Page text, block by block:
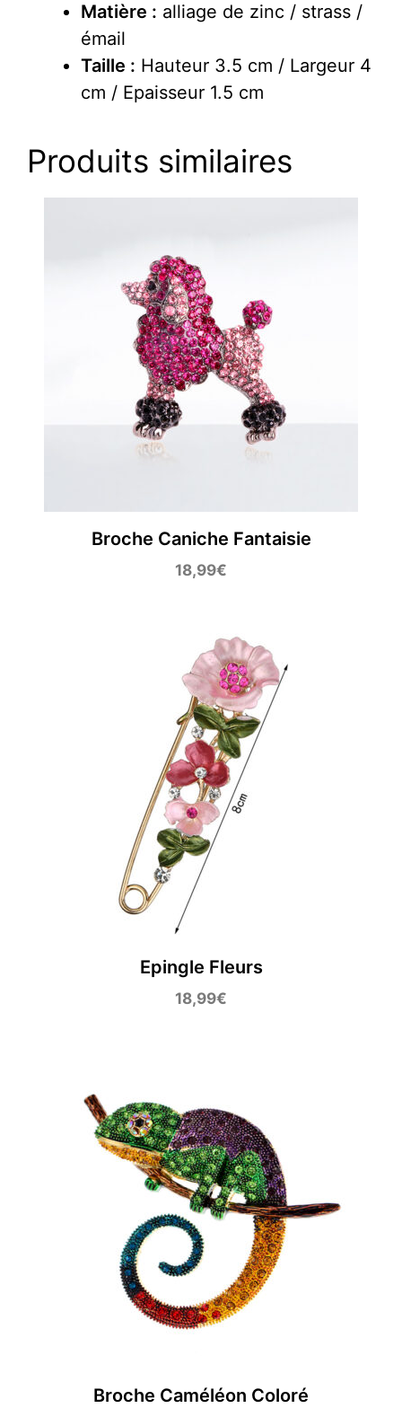
Matière : alliage de zinc / strass /
émail
Taille : Hauteur 3.5 cm / Largeur 4
cm / Epaisseur 1.5 cm
Produits similaires
Broche Caniche Fantaisie
18,99€
Epingle Fleurs
18,99€
Broche Caméléon Coloré